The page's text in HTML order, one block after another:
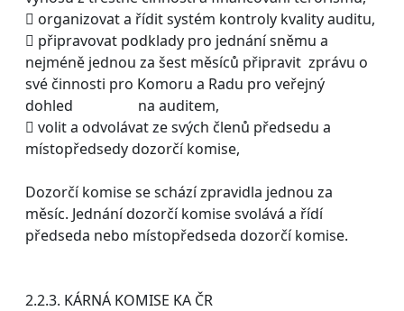
 organizovat a řídit systém kontroly kvality auditu,
 připravovat podklady pro jednání sněmu a
nejméně jednou za šest měsíců připravit zprávu o
své činnosti pro Komoru a Radu pro veřejný
dohled na auditem,
 volit a odvolávat ze svých členů předsedu a
místopředsedy dozorčí komise,
Dozorčí komise se schází zpravidla jednou za
měsíc. Jednání dozorčí komise svolává a řídí
předseda nebo místopředseda dozorčí komise.
2.2.3. KÁRNÁ KOMISE KA ČR